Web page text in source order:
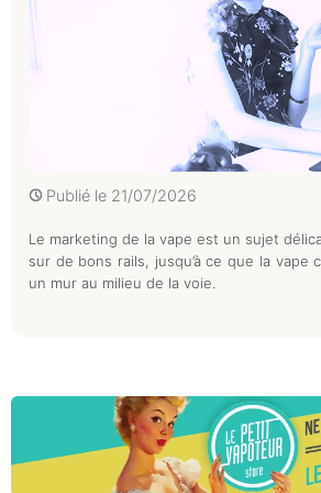
Publié le 21/07/2026
Le marketing de la vape est un sujet
sur de bons rails, jusqu’à ce que la vape
un mur au milieu de la voie.